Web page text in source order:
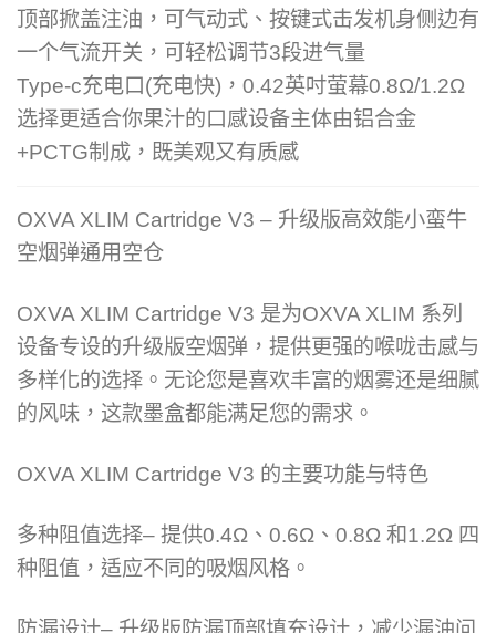
顶部掀盖注油，可气动式、按键式击发机身侧边有
一个气流开关，可轻松调节3段进气量
Type-c充电口(充电快)，0.42英吋萤幕0.8Ω/1.2Ω
选择更适合你果汁的口感设备主体由铝合金
+PCTG制成，既美观又有质感
OXVA XLIM Cartridge V3 – 升级版高效能小蛮牛
空烟弹通用空仓
OXVA XLIM Cartridge V3 是为OXVA XLIM 系列
设备专设的升级版空烟弹，提供更强的喉咙击感与
多样化的选择。无论您是喜欢丰富的烟雾还是细腻
的风味，这款墨盒都能满足您的需求。
OXVA XLIM Cartridge V3 的主要功能与特色
多种阻值选择– 提供0.4Ω、0.6Ω、0.8Ω 和1.2Ω 四
种阻值，适应不同的吸烟风格。